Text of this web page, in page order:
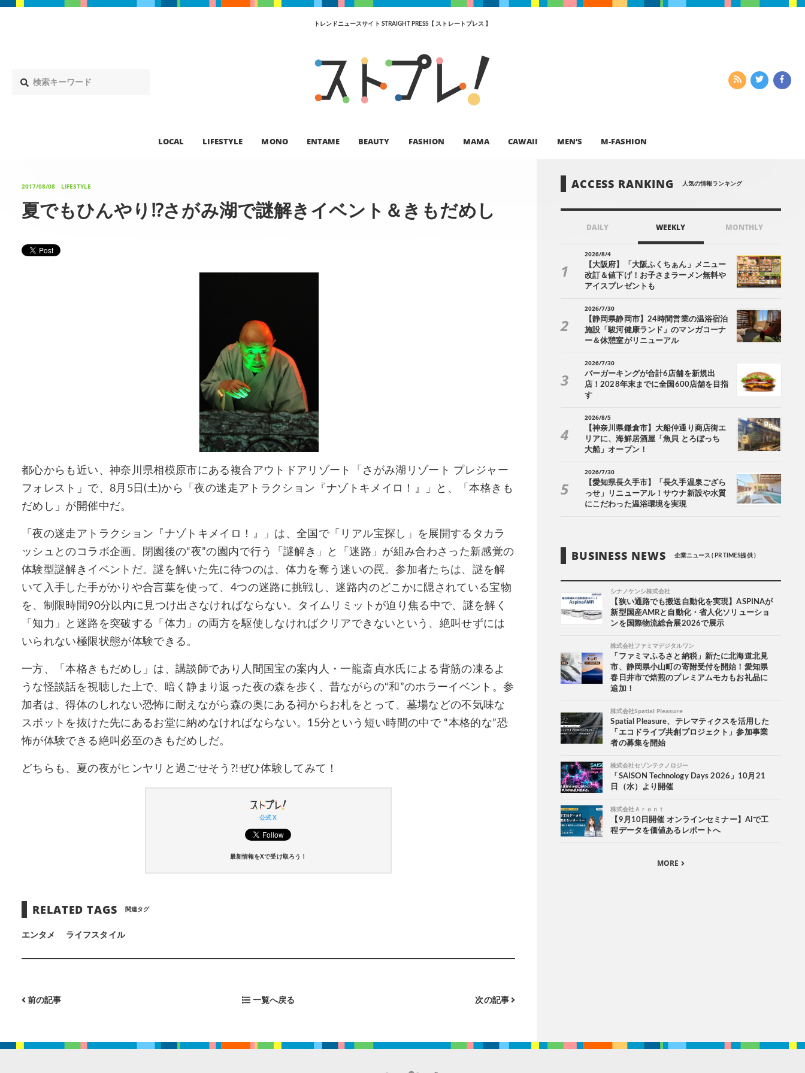
トレンドニュースサイト STRAIGHT PRESS【 ストレートプレス 】
LOCAL LIFESTYLE MONO ENTAME BEAUTY FASHION MAMA CAWAII MEN’S M-FASHION
2017/08/08 LIFESTYLE
夏でもひんやり⁉さがみ湖で謎解きイベント＆きもだめし
都心からも近い、神奈川県相模原市にある複合アウトドアリゾート「さがみ湖リゾート プレジャー
フォレスト」で、8月5日(土)から「夜の迷走アトラクション『ナゾトキメイロ！』」と、「本格きも
だめし」が開催中だ。
「夜の迷走アトラクション『ナゾトキメイロ！』」は、全国で「リアル宝探し」を展開するタカラ
ッシュとのコラボ企画。閉園後の“夜”の園内で行う「謎解き」と「迷路」が組み合わさった新感覚の
体験型謎解きイベントだ。謎を解いた先に待つのは、体力を奪う迷いの罠。参加者たちは、謎を解
いて入手した手がかりや合言葉を使って、4つの迷路に挑戦し、迷路内のどこかに隠されている宝物
を、制限時間90分以内に見つけ出さなければならない。タイムリミットが迫り焦る中で、謎を解く
「知力」と迷路を突破する「体力」の両方を駆使しなければクリアできないという、絶叫せずには
いられない極限状態が体験できる。
一方、「本格きもだめし」は、講談師であり人間国宝の案内人・一龍斎貞水氏による背筋の凍るよ
うな怪談話を視聴した上で、暗く静まり返った夜の森を歩く、昔ながらの“和”のホラーイベント。参
加者は、得体のしれない恐怖に耐えながら森の奥にある祠からお札をとって、墓場などの不気味な
スポットを抜けた先にあるお堂に納めなければならない。15分という短い時間の中で “本格的な”恐
怖が体験できる絶叫必至のきもだめしだ。
どちらも、夏の夜がヒンヤリと過ごせそう?!ぜひ体験してみて！
公式 X
最新情報をXで受け取ろう！
RELATED TAGS 関連タグ
エンタメ ライフスタイル
前の記事 一覧へ戻る 次の記事
ACCESS RANKING 人気の情報ランキング
DAILY WEEKLY MONTHLY
2026/8/4
【大阪府】「大阪ふくちぁん」メニュー
改訂＆値下げ！お子さまラーメン無料や
アイスプレゼントも
2026/7/30
【静岡県静岡市】24時間営業の温浴宿泊
施設「駿河健康ランド」のマンガコーナ
ー＆休憩室がリニューアル
2026/7/30
バーガーキングが合計6店舗を新規出
店！2028年末までに全国600店舗を目指
す
2026/8/5
【神奈川県鎌倉市】大船仲通り商店街エ
リアに、海鮮居酒屋「魚貝 とろぼっち
大船」オープン！
2026/7/30
【愛知県長久手市】「長久手温泉ござら
っせ」リニューアル！サウナ新設や水質
にこだわった温浴環境を実現
BUSINESS NEWS 企業ニュース ( PR TIMES提供 )
シナノケンシ株式会社
【狭い通路でも搬送自動化を実現】ASPINAが
新型国産AMRと自動化・省人化ソリューショ
ンを国際物流総合展2026で展示
株式会社ファミマデジタルワン
「ファミマふるさと納税」新たに北海道北見
市、静岡県小山町の寄附受付を開始！愛知県
春日井市で焙煎のプレミアムモカもお礼品に
追加！
株式会社Spatial Pleasure
Spatial Pleasure、テレマティクスを活用した
「エコドライブ共創プロジェクト」参加事業
者の募集を開始
株式会社セゾンテクノロジー
「SAISON Technology Days 2026」10月21
日（水）より開催
株式会社Ａｒｅｎｔ
【9月10日開催 オンラインセミナー】AIで工
程データを価値あるレポートへ
MORE